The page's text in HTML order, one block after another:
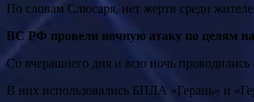
По словам Слюсаря, нет жертв среди
ВС РФ провели ночную атаку по целям на
Со вчерашнего дня и всю ночь
В них использовались БПЛА «Герань» и